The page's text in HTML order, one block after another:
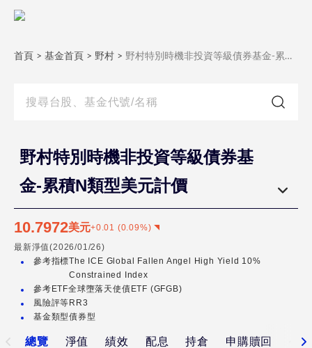
首頁 > 基金首頁 > 野村 > 野村特別時機非投資等級債券基金-累積N類型美元計價
野村特別時機非投資等級債券基
金-累積N類型美元計價
野
特
級
債
券
類
10.7972美元+0.01 (0.09%)
最新淨值(2026/01/26)
參考指標The ICE Global Fallen Angel High Yield 10%
Constrained Index
參考ETF全球墮落天使債ETF (GFGB)
風險評等 RR3
基金類型債券型
總覽 淨值 績效 配息 持倉 申購贖回 公